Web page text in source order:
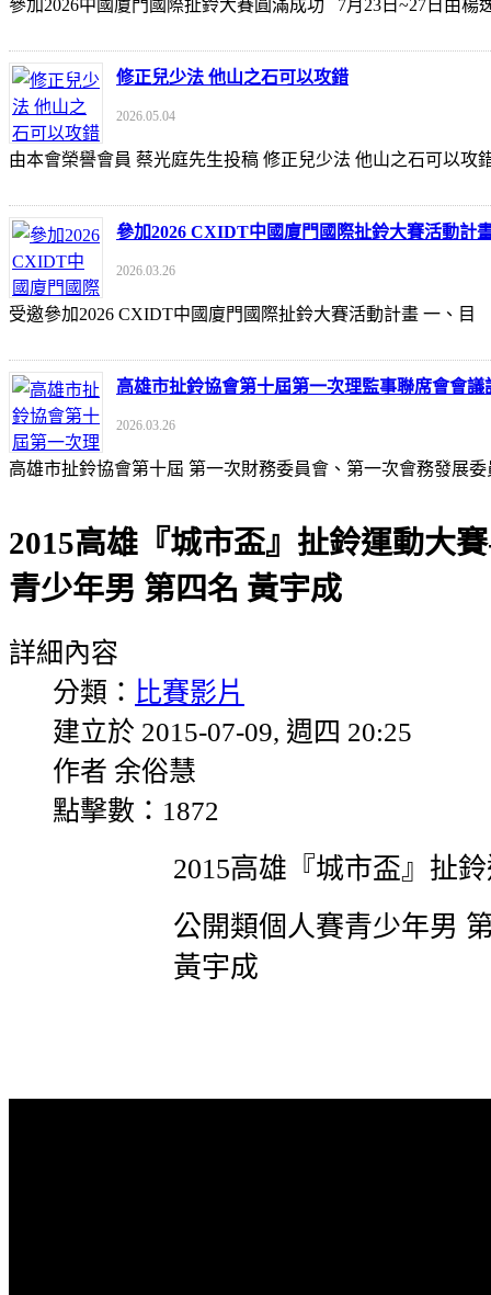
參加2026中國廈門國際扯鈴大賽圓滿成功 7月23日~27日由
修正兒少法 他山之石可以攻錯
2026.05.04
由本會榮譽會員 蔡光庭先生投稿 修正兒少法 他山之石可以攻
參加2026 CXIDT中國廈門國際扯鈴大賽活動計
2026.03.26
受邀參加2026 CXIDT中國廈門國際扯鈴大賽活動計畫 一、
高雄市扯鈴協會第十屆第一次理監事聯席會會議
2026.03.26
高雄市扯鈴協會第十屆 第一次財務委員會、第一次會務發展
2015高雄『城市盃』扯鈴運動大
青少年男 第四名 黃宇成
詳細內容
分類： 比賽影片
建立於 2015-07-09, 週四 20:25
作者 余俗慧
點擊數：1872
2015高雄『城市盃』扯
公開類個人賽青少年男
黃宇成